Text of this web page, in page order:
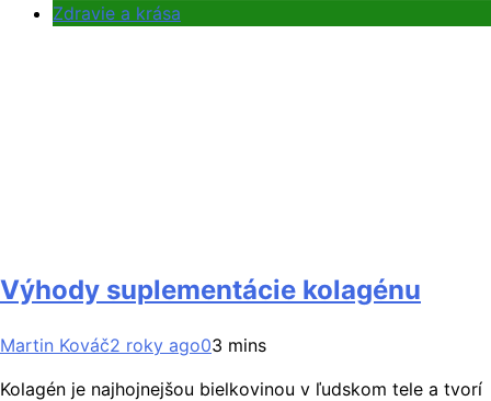
Zdravie a krása
Výhody suplementácie kolagénu
Martin Kováč2 roky ago03 mins
Kolagén je najhojnejšou bielkovinou v ľudskom tele a tvorí